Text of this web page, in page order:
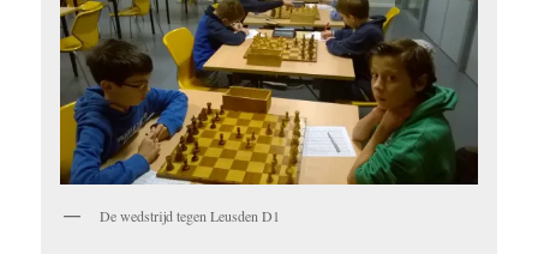
De wedstrijd tegen Leusden D1